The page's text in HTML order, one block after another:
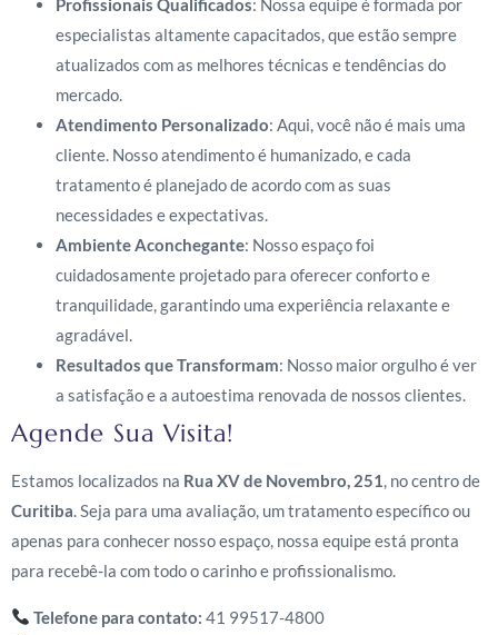
Profissionais Qualificados: Nossa equipe é formada por
especialistas altamente capacitados, que estão sempre
atualizados com as melhores técnicas e tendências do
mercado.
Atendimento Personalizado: Aqui, você não é mais uma
cliente. Nosso atendimento é humanizado, e cada
tratamento é planejado de acordo com as suas
necessidades e expectativas.
Ambiente Aconchegante: Nosso espaço foi
cuidadosamente projetado para oferecer conforto e
tranquilidade, garantindo uma experiência relaxante e
agradável.
Resultados que Transformam: Nosso maior orgulho é ver
a satisfação e a autoestima renovada de nossos clientes.
Agende Sua Visita!
Estamos localizados na Rua XV de Novembro, 251, no centro de
Curitiba. Seja para uma avaliação, um tratamento específico ou
apenas para conhecer nosso espaço, nossa equipe está pronta
para recebê-la com todo o carinho e profissionalismo.
Telefone para contato: 41 99517-4800